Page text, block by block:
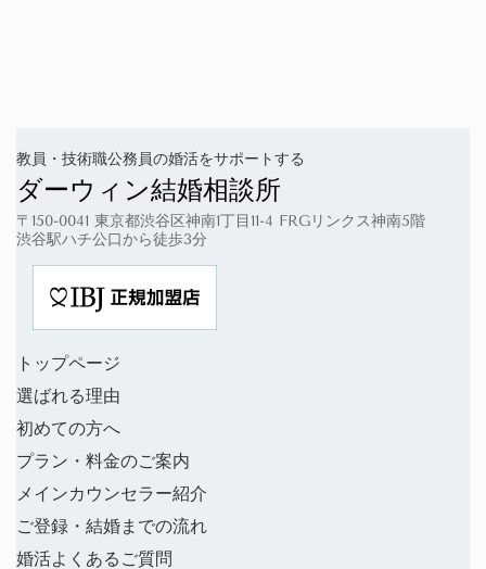
教員・技術職公務員の婚活をサポートする
ダーウィン結婚相談所
〒150-0041 東京都渋谷区神南1丁目11-4 FRGリンクス神南5階
渋谷駅ハチ公口から徒歩3分
トップページ
選ばれる理由
初めての方へ
プラン・料金のご案内
メインカウンセラー紹介
ご登録・結婚までの流れ
婚活よくあるご質問